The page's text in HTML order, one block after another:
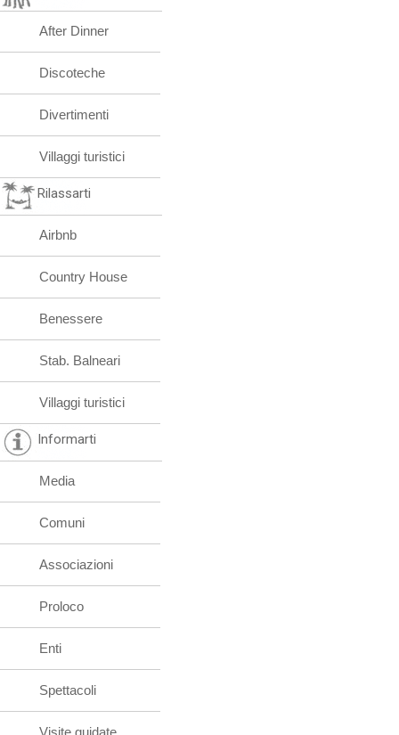
After Dinner
Discoteche
Divertimenti
Villaggi turistici
Rilassarti
Airbnb
Country House
Benessere
Stab. Balneari
Villaggi turistici
Informarti
Media
Comuni
Associazioni
Proloco
Enti
Spettacoli
Visite guidate